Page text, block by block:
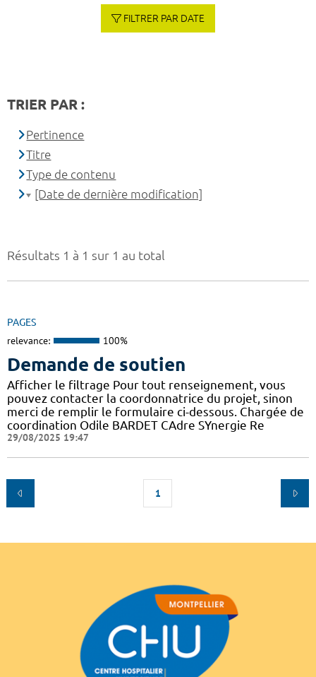
Résultats 1 à 1 sur 1 au total
PAGES
relevance: 100%
Demande de soutien
Afficher le filtrage Pour tout renseignement, vous
pouvez contacter la coordonnatrice du projet, sinon
merci de remplir le formulaire ci-dessous. Chargée de
coordination Odile BARDET CAdre SYnergie Re
29/08/2025 19:47
1
FILTRER PAR DATE
TRIER PAR :
Pertinence
Titre
Type de contenu
[Date de dernière modification]